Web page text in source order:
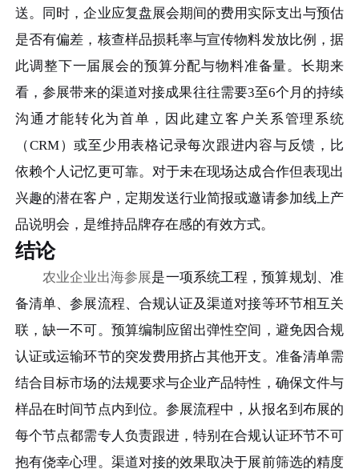
送。同时，企业应复盘展会期间的费用实际支出与预估
是否有偏差，核查样品损耗率与宣传物料发放比例，据
此调整下一届展会的预算分配与物料准备量。长期来
看，参展带来的渠道对接成果往往需要3至6个月的持续
沟通才能转化为首单，因此建立客户关系管理系统
（CRM）或至少用表格记录每次跟进内容与反馈，比
依赖个人记忆更可靠。对于未在现场达成合作但表现出
兴趣的潜在客户，定期发送行业简报或邀请参加线上产
品说明会，是维持品牌存在感的有效方式。
结论
农业企业出海参展是一项系统工程，预算规划、准
备清单、参展流程、合规认证及渠道对接等环节相互关
联，缺一不可。预算编制应留出弹性空间，避免因合规
认证或运输环节的突发费用挤占其他开支。准备清单需
结合目标市场的法规要求与企业产品特性，确保文件与
样品在时间节点内到位。参展流程中，从报名到布展的
每个节点都需专人负责跟进，特别在合规认证环节不可
抱有侥幸心理。渠道对接的效果取决于展前筛选的精度